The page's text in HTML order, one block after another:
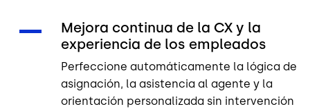
Mejora continua de la CX y la
experiencia de los empleados
Perfeccione automáticamente la lógica de
asignación, la asistencia al agente y la
orientación personalizada sin intervención